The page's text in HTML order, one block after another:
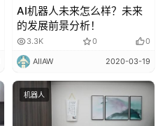
AI机器人未来怎么样？未来
的发展前景分析！
3.3K 0 0
AIIAW 2020-03-19
机器人